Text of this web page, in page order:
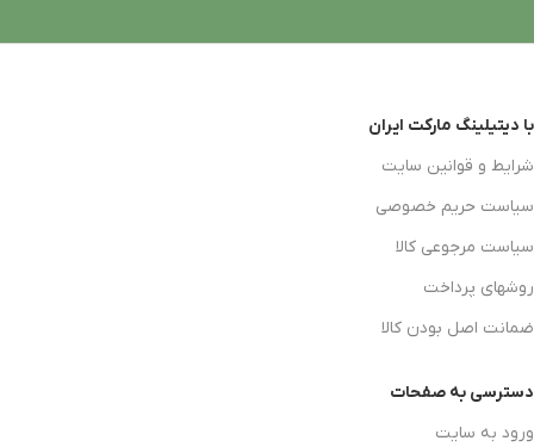
با دیتیلینگ مارکت ایران
شرایط و قوانین سایت
سیاست حریم خصوصی
سیاست مرجوعی کالا
روشهای پرداخت
ضمانت اصل بودن کالا
دسترسی به صفحات
ورود به سایت